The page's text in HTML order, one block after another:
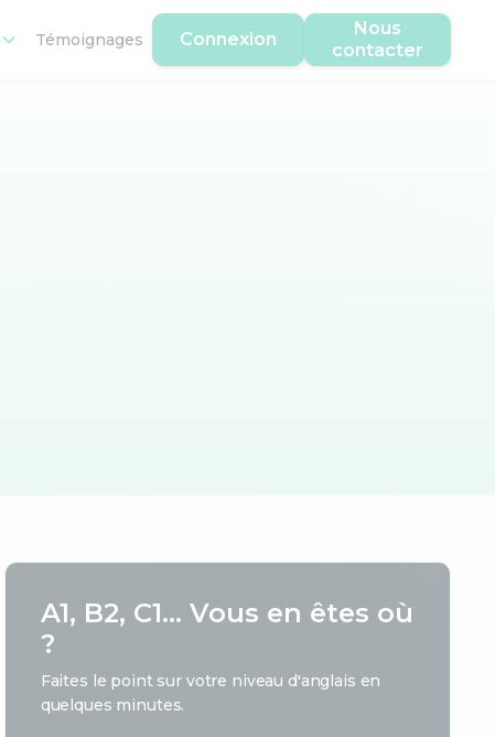
Témoignages Connexion
Nous
contacter
A1, B2, C1... Vous en êtes où
?
Faites le point sur votre niveau d'anglais en
quelques minutes.